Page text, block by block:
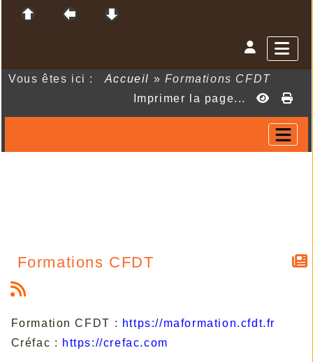
Vous êtes ici : Accueil » Formations CFDT
Imprimer la page...
Formations CFDT
Formation CFDT : https://maformation.cfdt.fr
Créfac : https://crefac.com